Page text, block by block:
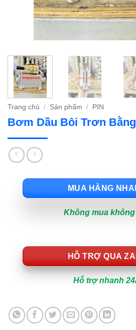
Trang chủ / Sản phẩm / PIN
Bơm Dầu Bôi Trơn Bằng
MUA HÀNG
Không mua
HỖ TRỢ QUA
Hỗ trợ nhanh